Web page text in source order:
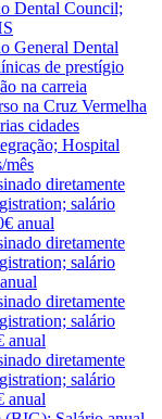
Dental Council;
General Dental
de prestígio
na carreia
na Cruz Vermelha
cidades
Hospital
mês
diretamente
salário
anual
diretamente
salário
diretamente
salário
anual
diretamente
salário
anual